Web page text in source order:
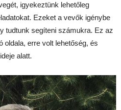
igyekeztünk lehetőleg
Ezeket a vevők igénybe
tudtunk segíteni számukra. Ez az
oldala, erre volt lehetőség, és
alatt.